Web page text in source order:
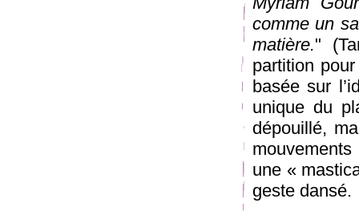
comme un
matière."
partition
basée sur
unique du
dépouillé,
une «
geste dansé.